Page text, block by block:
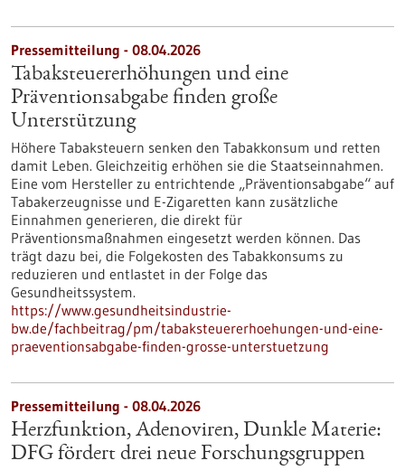
Pressemitteilung - 08.04.2026
Tabaksteuererhöhungen und eine
Präventionsabgabe finden große
Unterstützung
Höhere Tabaksteuern senken den Tabakkonsum und retten
damit Leben. Gleichzeitig erhöhen sie die Staatseinnahmen.
Eine vom Hersteller zu entrichtende „Präventionsabgabe“ auf
Tabakerzeugnisse und E-Zigaretten kann zusätzliche
Einnahmen generieren, die direkt für
Präventionsmaßnahmen eingesetzt werden können. Das
trägt dazu bei, die Folgekosten des Tabakkonsums zu
reduzieren und entlastet in der Folge das
Gesundheitssystem.
https://www.gesundheitsindustrie-
bw.de/fachbeitrag/pm/tabaksteuererhoehungen-und-eine-
praeventionsabgabe-finden-grosse-unterstuetzung
Pressemitteilung - 08.04.2026
Herzfunktion, Adenoviren, Dunkle Materie:
DFG fördert drei neue Forschungsgruppen